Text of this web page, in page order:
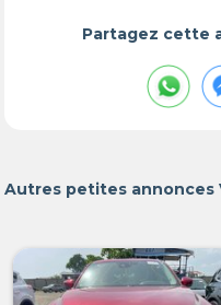
Partagez cette
Autres petites annonces